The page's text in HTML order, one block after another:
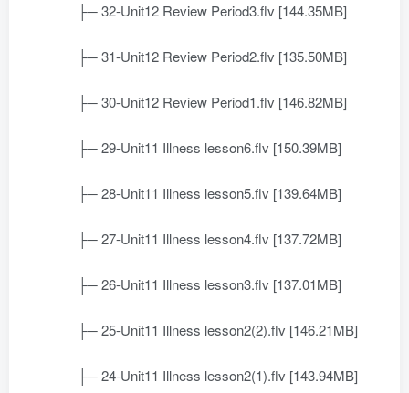
├─ 32-Unit12 Review Period3.flv [144.35MB]
├─ 31-Unit12 Review Period2.flv [135.50MB]
├─ 30-Unit12 Review Period1.flv [146.82MB]
├─ 29-Unit11 Illness lesson6.flv [150.39MB]
├─ 28-Unit11 Illness lesson5.flv [139.64MB]
├─ 27-Unit11 Illness lesson4.flv [137.72MB]
├─ 26-Unit11 Illness lesson3.flv [137.01MB]
├─ 25-Unit11 Illness lesson2(2).flv [146.21MB]
├─ 24-Unit11 Illness lesson2(1).flv [143.94MB]